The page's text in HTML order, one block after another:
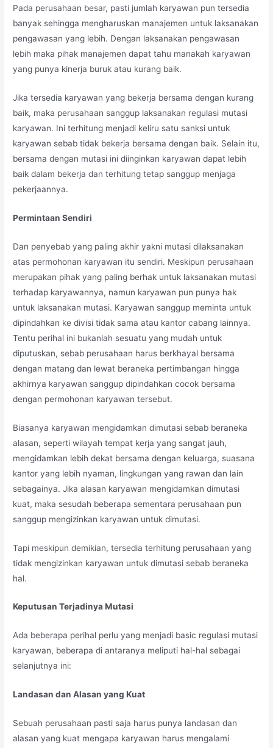
Pada perusahaan besar, pasti jumlah karyawan pun tersedia
banyak sehingga mengharuskan manajemen untuk laksanakan
pengawasan yang lebih. Dengan laksanakan pengawasan
lebih maka pihak manajemen dapat tahu manakah karyawan
yang punya kinerja buruk atau kurang baik.
Jika tersedia karyawan yang bekerja bersama dengan kurang
baik, maka perusahaan sanggup laksanakan regulasi mutasi
karyawan. Ini terhitung menjadi keliru satu sanksi untuk
karyawan sebab tidak bekerja bersama dengan baik. Selain itu,
bersama dengan mutasi ini diinginkan karyawan dapat lebih
baik dalam bekerja dan terhitung tetap sanggup menjaga
pekerjaannya.
Permintaan Sendiri
Dan penyebab yang paling akhir yakni mutasi dilaksanakan
atas permohonan karyawan itu sendiri. Meskipun perusahaan
merupakan pihak yang paling berhak untuk laksanakan mutasi
terhadap karyawannya, namun karyawan pun punya hak
untuk laksanakan mutasi. Karyawan sanggup meminta untuk
dipindahkan ke divisi tidak sama atau kantor cabang lainnya.
Tentu perihal ini bukanlah sesuatu yang mudah untuk
diputuskan, sebab perusahaan harus berkhayal bersama
dengan matang dan lewat beraneka pertimbangan hingga
akhirnya karyawan sanggup dipindahkan cocok bersama
dengan permohonan karyawan tersebut.
Biasanya karyawan mengidamkan dimutasi sebab beraneka
alasan, seperti wilayah tempat kerja yang sangat jauh,
mengidamkan lebih dekat bersama dengan keluarga, suasana
kantor yang lebih nyaman, lingkungan yang rawan dan lain
sebagainya. Jika alasan karyawan mengidamkan dimutasi
kuat, maka sesudah beberapa sementara perusahaan pun
sanggup mengizinkan karyawan untuk dimutasi.
Tapi meskipun demikian, tersedia terhitung perusahaan yang
tidak mengizinkan karyawan untuk dimutasi sebab beraneka
hal.
Keputusan Terjadinya Mutasi
Ada beberapa perihal perlu yang menjadi basic regulasi mutasi
karyawan, beberapa di antaranya meliputi hal-hal sebagai
selanjutnya ini:
Landasan dan Alasan yang Kuat
Sebuah perusahaan pasti saja harus punya landasan dan
alasan yang kuat mengapa karyawan harus mengalami